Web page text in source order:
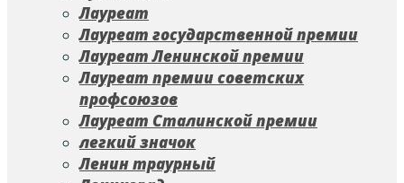
Лауреат
Лауреат государственной премии
Лауреат Ленинской премии
Лауреат премии советских
профсоюзов
Лауреат Сталинской премии
легкий значок
Ленин траурный